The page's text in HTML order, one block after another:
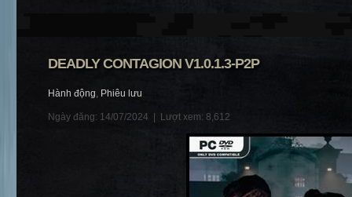
DEADLY CONTAGION V1.0.1.3-P2P
Hành động, Phiêu lưu
Ngày đăng: 14/07/2024 | Lượt xem: 8,612